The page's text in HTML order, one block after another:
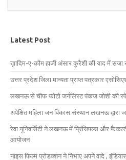
Latest Post
ख़ादिम-ए-क़ौम हाजी अंसार कुरैशी की याद में सजा
उत्तर प्रदेश जिला मान्यता प्राप्त पत्रकार
लखनऊ से चीफ फोटो जर्नलिस्ट पंकज जोशी की
अपेक्षित महिला जन विकास संस्थान लखनऊ
रेवा यूनिवर्सिटी ने लखनऊ में प्रिंसिपल्स और
आयोजन
नाइस फिल्म प्रोडक्शन ने निभाए अपने वादे ,